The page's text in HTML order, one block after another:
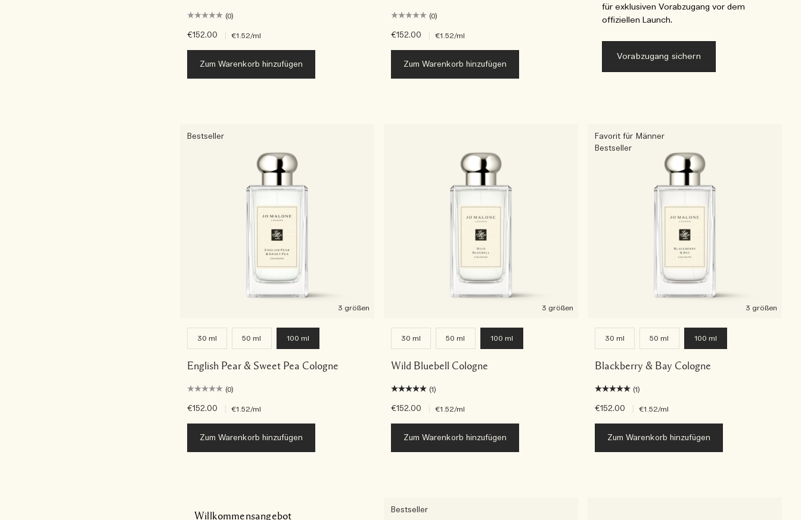
(0)
€152.00 €1.52/ml
Zum Warenkorb hinzufügen
(0)
€152.00 €1.52/ml
Zum Warenkorb hinzufügen
für exklusiven Vorabzugang vor dem
offiziellen Launch.
Vorabzugang sichern
Bestseller
3 größen
30 ml 50 ml 100 ml
English Pear & Sweet Pea Cologne
(0)
€152.00 €1.52/ml
Zum Warenkorb hinzufügen
3 größen
30 ml 50 ml 100 ml
Wild Bluebell Cologne
(1)
€152.00 €1.52/ml
Zum Warenkorb hinzufügen
Favorit für Männer
Bestseller
3 größen
30 ml 50 ml 100 ml
Blackberry & Bay Cologne
(1)
€152.00 €1.52/ml
Zum Warenkorb hinzufügen
Willkommensangebot
Bestseller